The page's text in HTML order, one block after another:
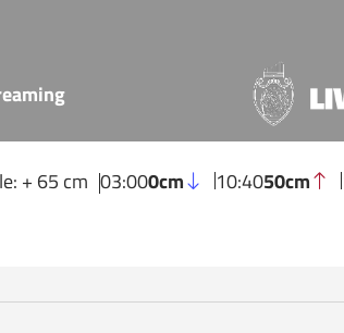
+ 65 cm 03:000cm 10:4050cm